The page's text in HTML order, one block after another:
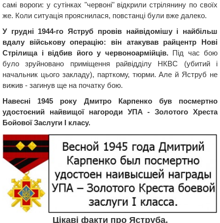
самі вороги: у сутінках "червоні" відкрили стрілянину по своїх
же. Коли ситуація прояснилася, повстанці були вже далеко.
У грудні 1944-го Яструб провів найвідомішу і найбільш
вдалу військову операцію: він атакував райцентр Нові
Стрілища і відбив його у червоноармійців.Під час бою
було зруйновано приміщення райвідділу НКВС (убитий і
начальник цього закладу), парткому, тюрми. Але й Яструб не
вижив - загинув ще на початку бою.
Навесні 1945 року Дмитро Карпенко був посмертно
удостоєний найвищої нагороди УПА - Золотого Хреста
Бойової Заслуги І класу.
Цікаві факти про Яструба.